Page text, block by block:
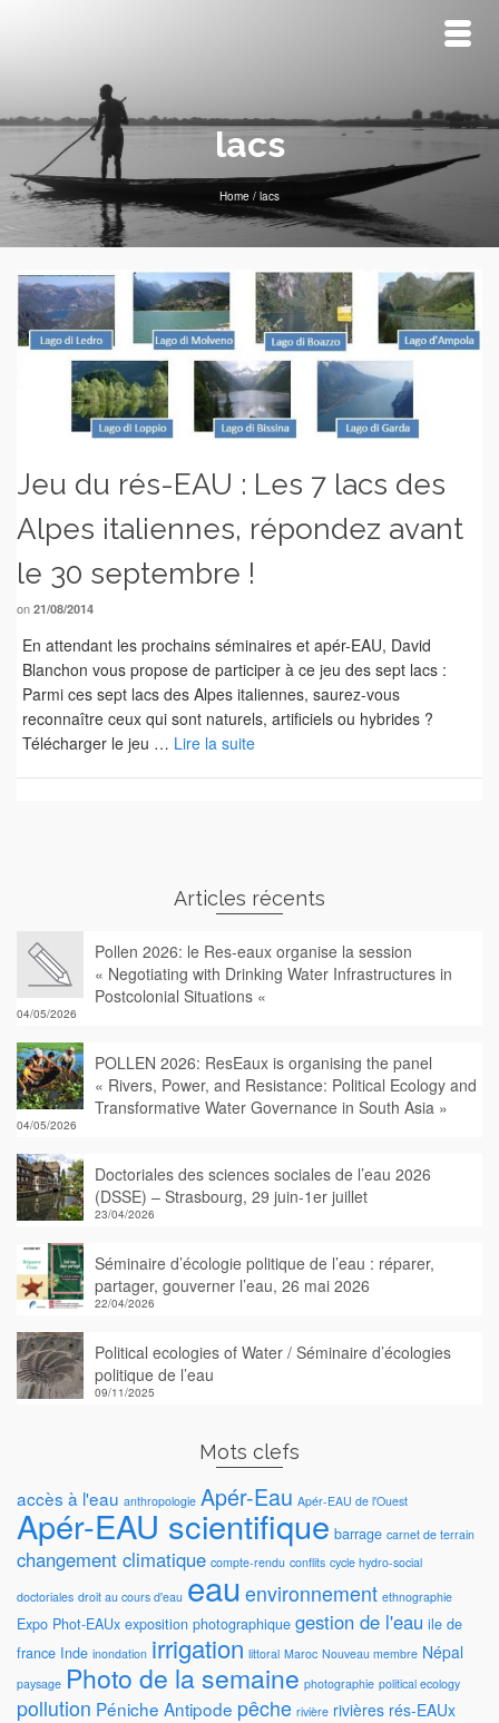
lacs
Home / lacs
Jeu du rés-EAU : Les 7 lacs des
Alpes italiennes, répondez avant
le 30 septembre !
on 21/08/2014
En attendant les prochains séminaires et apér-EAU, David
Blanchon vous propose de participer à ce jeu des sept lacs :
Parmi ces sept lacs des Alpes italiennes, saurez-vous
reconnaître ceux qui sont naturels, artificiels ou hybrides ?
Télécharger le jeu … Lire la suite
Articles récents
Pollen 2026: le Res-eaux organise la session
« Negotiating with Drinking Water Infrastructures in
Postcolonial Situations «
04/05/2026
POLLEN 2026: ResEaux is organising the panel
« Rivers, Power, and Resistance: Political Ecology and
Transformative Water Governance in South Asia »
04/05/2026
Doctoriales des sciences sociales de l’eau 2026
(DSSE) – Strasbourg, 29 juin-1er juillet
23/04/2026
Séminaire d’écologie politique de l’eau : réparer,
partager, gouverner l’eau, 26 mai 2026
22/04/2026
Political ecologies of Water / Séminaire d’écologies
politique de l’eau
09/11/2025
Mots clefs
accès à l'eau anthropologie Apér-Eau Apér-EAU de l'Ouest
Apér-EAU scientifique barrage carnet de terrain
changement climatique compte-rendu conflits cycle hydro-social
doctoriales droit au cours d'eau eau environnement ethnographie
Expo Phot-EAUx exposition photographique gestion de l'eau ile de
france Inde inondation irrigation littoral Maroc Nouveau membre Népal
paysage Photo de la semaine photographie political ecology
pollution Péniche Antipode pêche rivière rivières rés-EAUx